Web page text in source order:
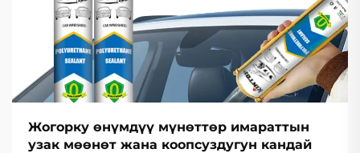
Жогорку өнүмдүү мүнөттөр имараттын
узак мөөнөт жана коопсуздугун кандай